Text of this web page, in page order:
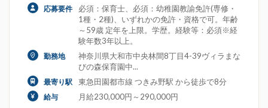
応募要件
必須：保育士、必須：幼稚園教諭免許(専修・
1種・2種)、いずれかの免許・資格で可。年齢
～59歳 定年を上限。学歴。経験等：必須※経
験年数3年以上。
勤務地
神奈川県大和市中央林間8丁目4-39ヴィラまな
びの森保育園中...
最寄り駅 東急田園都市線 つきみ野駅 から徒歩で8分
給与 月給230,000円～290,000円